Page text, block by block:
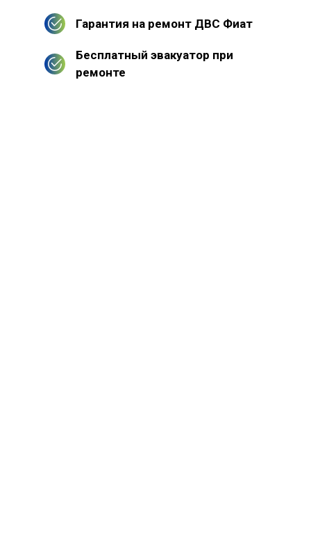
Гарантия на ремонт ДВС Фиат
Бесплатный эвакуатор при
ремонте